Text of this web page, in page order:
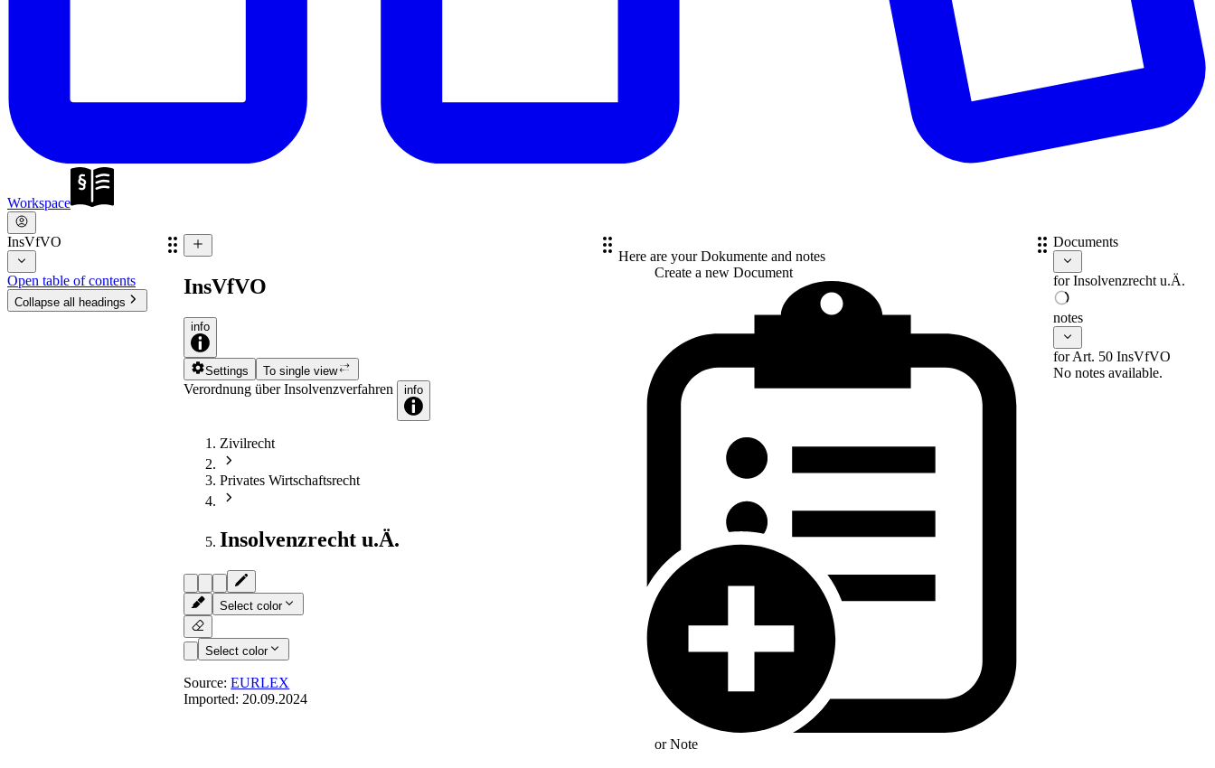
Workspace
InsVfVO
Open table of contents
Collapse all headings
InsVfVO
info
Settings To single view
Verordnung über Insolvenzverfahren info
Zivilrecht
Privates Wirtschaftsrecht
Insolvenzrecht u.Ä.
Select color
Select color
Source:EURLEX
Imported: 20.09.2024
Here are your Dokumente and notes
Create a new Document
orNote
Documents
forInsolvenzrecht u.Ä.
notes
for Art. 50 InsVfVO
No notes available.